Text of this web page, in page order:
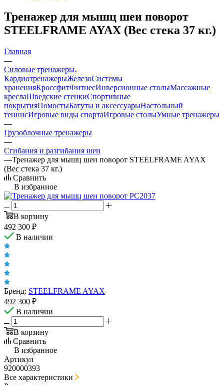
Тренажер для мышц шеи поворот
STEELFRAME AYAX (Вес стека 37 кг.)
Главная
—
Силовые тренажеры
КардиотренажерыЖелезоСистемы
храненияКроссфитФитнесИнверсионные столыМассажные
креслаШведские стенкиСпортивные
покрытияПомостыБатуты и аксессуарыНастольный
теннисИгровые виды спортаИгровые столыУмные тренажеры
—
Грузоблочные тренажеры
—
Сгибания и разгибания шеи
—Тренажер для мышц шеи поворот STEELFRAME AYAX
(Вес стека 37 кг.)
Сравнить
В избранное
В корзину
492 300 ₽
В наличии
Бренд: STEELFRAME AYAX
492 300 ₽
В наличии
В корзину
Сравнить
В избранное
Артикул
920000393
Все характеристики